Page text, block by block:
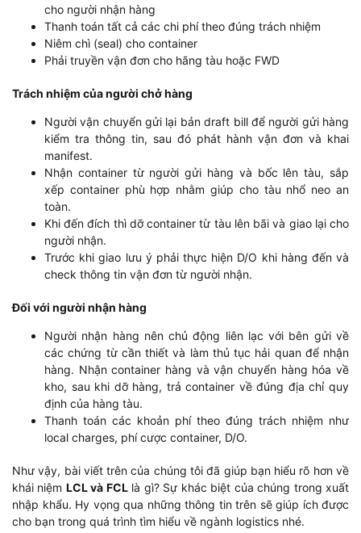
cho người nhận hàng
Thanh toán tất cả các chi phí theo đúng trách nhiệm
Niêm chì (seal) cho container
Phải truyền vận đơn cho hãng tàu hoặc FWD
Trách nhiệm của người chở hàng
Người vận chuyển gửi lại bản draft bill để người gửi hàng
kiểm tra thông tin, sau đó phát hành vận đơn và khai
manifest.
Nhận container từ người gửi hàng và bốc lên tàu, sắp
xếp container phù hợp nhằm giúp cho tàu nhổ neo an
toàn.
Khi đến đích thì dỡ container từ tàu lên bãi và giao lại cho
người nhận.
Trước khi giao lưu ý phải thực hiện D/O khi hàng đến và
check thông tin vận đơn từ người nhận.
Đối với người nhận hàng
Người nhận hàng nên chủ động liên lạc với bên gửi về
các chứng từ cần thiết và làm thủ tục hải quan để nhận
hàng. Nhận container hàng và vận chuyển hàng hóa về
kho, sau khi dỡ hàng, trả container về đúng địa chỉ quy
định của hàng tàu.
Thanh toán các khoản phí theo đúng trách nhiệm như
local charges, phí cược container, D/O.
Như vậy, bài viết trên của chúng tôi đã giúp bạn hiểu rõ hơn về
khái niệm LCL và FCLlà gì? Sự khác biệt của chúng trong xuất
nhập khẩu. Hy vọng qua những thông tin trên sẽ giúp ích được
cho bạn trong quá trình tìm hiểu về ngành logistics nhé.